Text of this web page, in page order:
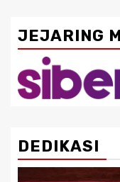
JEJARING
DEDIKASI